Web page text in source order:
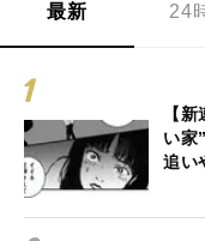
最新 24
【
い家
追い